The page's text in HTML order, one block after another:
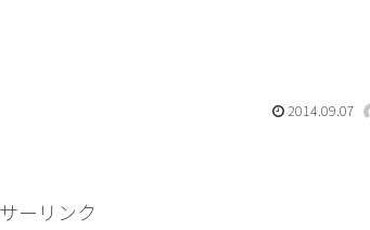
2014.09.07
ーリンク